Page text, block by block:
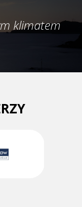
klimatem